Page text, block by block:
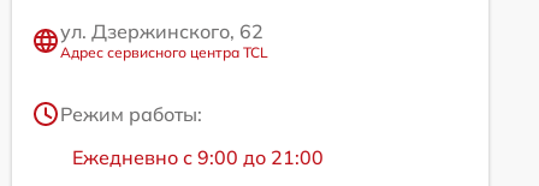
ул. Дзержинского, 62
Адрес сервисного центра TCL
Режим работы:
Ежедневно с 9:00 до 21:00